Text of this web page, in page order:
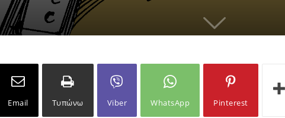
Email Τυπώνω Viber WhatsApp Pinterest